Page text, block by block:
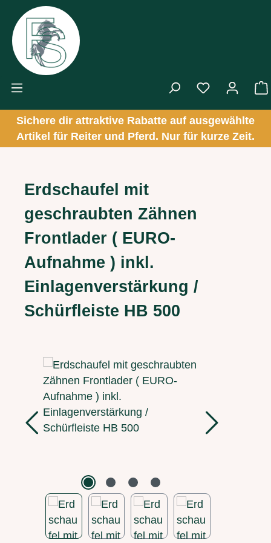
Zum Hauptinhalt springen
Sichere dir attraktive Rabatte auf ausgewählte
Artikel für Reiter und Pferd. Nur für kurze Zeit.
Erdschaufel mit
geschraubten Zähnen
Frontlader ( EURO-
Aufnahme ) inkl.
Einlagenverstärkung /
Schürfleiste HB 500
Bildergalerie überspringen